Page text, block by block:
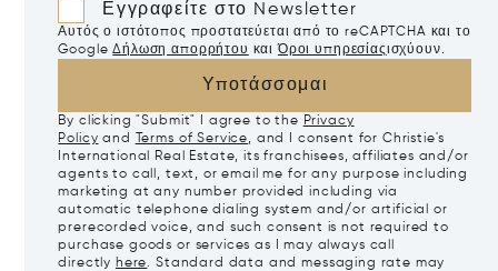
Εγγραφείτε στο Newsletter
Αυτός ο ιστότοπος προστατεύεται από το reCAPTCHA και το
Google Δήλωση απορρήτου καιΌροι υπηρεσίαςισχύουν.
Υποτάσσομαι
By clicking "Submit" I agree to the Privacy
Policy and Terms of Service, and I consent for Christie's
International Real Estate, its franchisees, affiliates and/or
agents to call, text, or email me for any purpose including
marketing at any number provided including via
automatic telephone dialing system and/or artificial or
prerecorded voice, and such consent is not required to
purchase goods or services as I may always call
directly here. Standard data and messaging rate may